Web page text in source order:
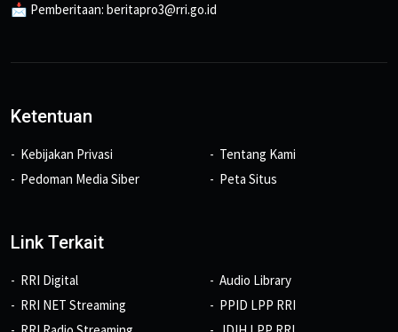
📩 Pemberitaan: beritapro3@rri.go.id
Ketentuan
Kebijakan Privasi
Pedoman Media Siber
Tentang Kami
Peta Situs
Link Terkait
RRI Digital
RRI NET Streaming
Audio Library
PPID LPP RRI